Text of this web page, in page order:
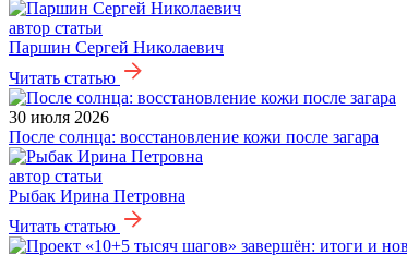
автор статьи
Паршин Сергей Николаевич
Читать статью
30 июля 2026
После солнца: восстановление кожи после загара
автор статьи
Рыбак Ирина Петровна
Читать статью